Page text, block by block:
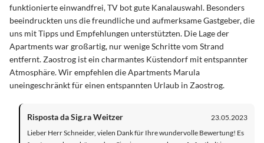
funktionierte einwandfrei, TV bot gute Kanalauswahl. Besonders
beeindruckten uns die freundliche und aufmerksame Gastgeber, die
uns mit Tipps und Empfehlungen unterstützten. Die Lage der
Apartments war großartig, nur wenige Schritte vom Strand
entfernt. Zaostrog ist ein charmantes Küstendorf mit entspannter
Atmosphäre. Wir empfehlen die Apartments Marula
uneingeschränkt für einen entspannten Urlaub in Zaostrog.
Risposta da Sig.ra Weitzer
23.05.2023
Lieber Herr Schneider, vielen Dank für Ihre wundervolle Bewertung! Es